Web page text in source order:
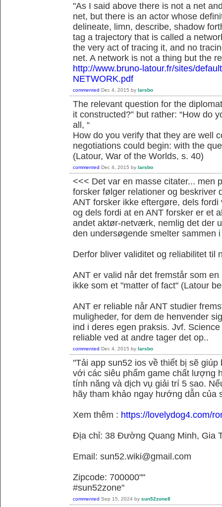
"As I said above there is not a net
net, but there is an actor whose
delineate, limn, describe, shadow
tag a trajectory that is called a
the very act of tracing it, and no
net. A network is not a thing but the
http://www.bruno-latour.fr/sites/
NETWORK.pdf
commented Dec 4, 2015 by larsbo
The relevant question for the
it constructed?” but rather: “How do
all, “
How do you verify that they are well
negotiations could begin: with the
(Latour, War of the Worlds, s. 40)
commented Dec 4, 2015 by larsbo
<<< Det var en masse citater... men
forsker følger relationer og beskriver
ANT forsker ikke eftergøre, dels
og dels fordi at en ANT forsker er et
andet aktør-netværk, nemlig det der
den undersøgende smelter sammen
Derfor bliver validitet og reliabilitet til
ANT er valid når det fremstår som
ikke som et "matter of fact" (Latour
ANT er reliable når ANT studier
muligheder, for dem de henvender
ind i deres egen praksis. Jvf.
reliable ved at andre tager det op..
commented Dec 4, 2015 by larsbo
"Tải app sun52 ios về thiết bị sẽ
với các siêu phẩm game chất lượng
tính năng và dịch vụ giải trí 5 sao.
hãy tham khảo ngay hướng dẫn của
Xem thêm : https://lovelydog4.com/
Địa chỉ: 38 Đường Quang Minh, Gia
Email: sun52.wiki@gmail.com
Zipcode: 700000""
#sun52zone"
commented Sep 15, 2024 by sun52zone8